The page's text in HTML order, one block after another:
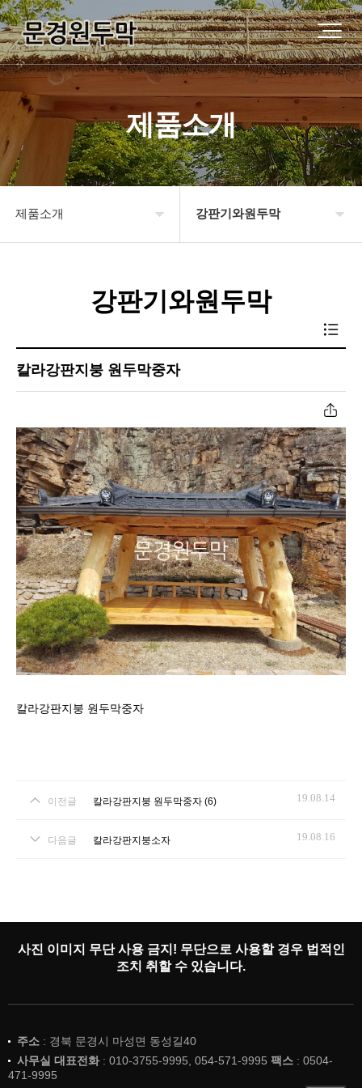
제품소개
제품소개
공장작업과정
온라인문의
고객센터
강판기와원두막
강판기와원두막
육각/팔각정자
파고라
강판기와원두막
칼라강판지붕 원두막중자
칼라강판지붕 원두막중자
이전글 칼라강판지붕 원두막중자 (6) 19.08.14
다음글 칼라강판지붕소자 19.08.16
사진 이미지 무단 사용 금지! 무단으로 사용할 경우 법적인
조치 취할 수 있습니다.
주소 : 경북 문경시 마성면 동성길40
사무실 대표전화: 010-3755-9995, 054-571-9995 팩스 : 0504-
471-9995